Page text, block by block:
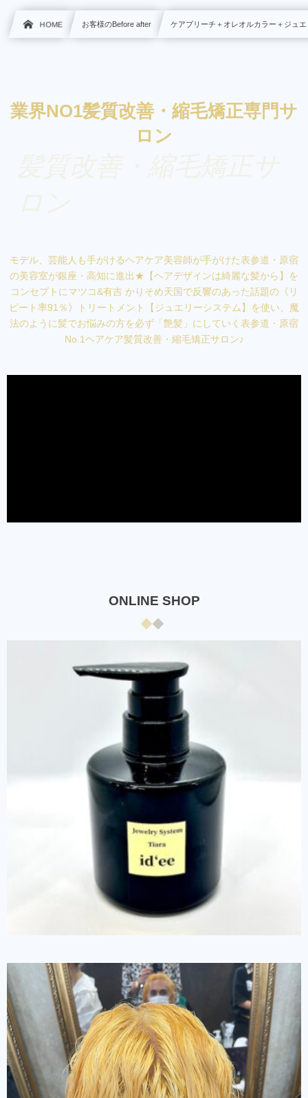
HOME お客様のBefore after ケアブリーチ＋オレオルカラー＋ジュ
業界NO1髪質改善・縮毛矯正専門サ
ロン
髪質改善・縮毛矯正サ
ロン
モデル、芸能人も手がけるヘアケア美容師が手がけた表参道・原宿
の美容室が銀座・高知に進出★【ヘアデザインは綺麗な髪から】を
コンセプトにマツコ&有吉 かりそめ天国で反響のあった話題の《リ
ピート率91％》トリートメント【ジュエリーシステム】を使い、魔
法のように髪でお悩みの方を必ず「艶髪」にしていく表参道・原宿
No.1ヘアケア髪質改善・縮毛矯正サロン♪
ONLINE SHOP
¥4,400